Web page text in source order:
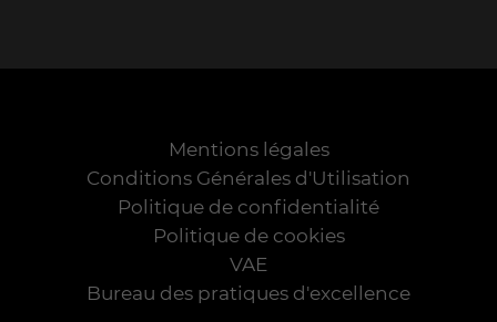
Mentions légales
Conditions Générales d'Utilisation
Politique de confidentialité
Politique de cookies
VAE
Bureau des pratiques d'excellence